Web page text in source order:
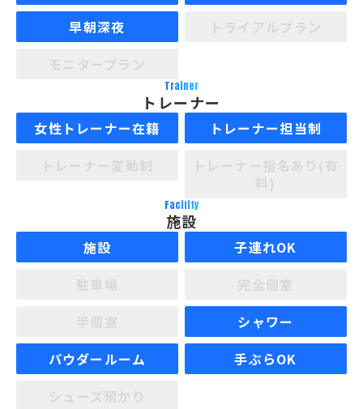
早朝深夜
Trainer
トレーナー
女性トレーナー在籍
トレーナー担当制
Facility
施設
施設
子連れOK
シャワー
パウダールーム
手ぶらOK